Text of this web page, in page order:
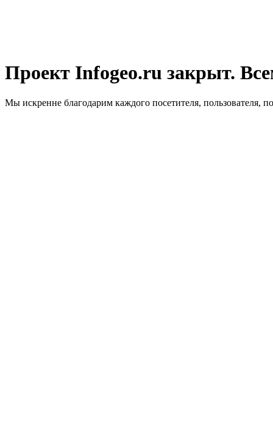
Проект Infogeo.ru закрыт.
Мы искренне благодарим каждого посетителя, пользователя,